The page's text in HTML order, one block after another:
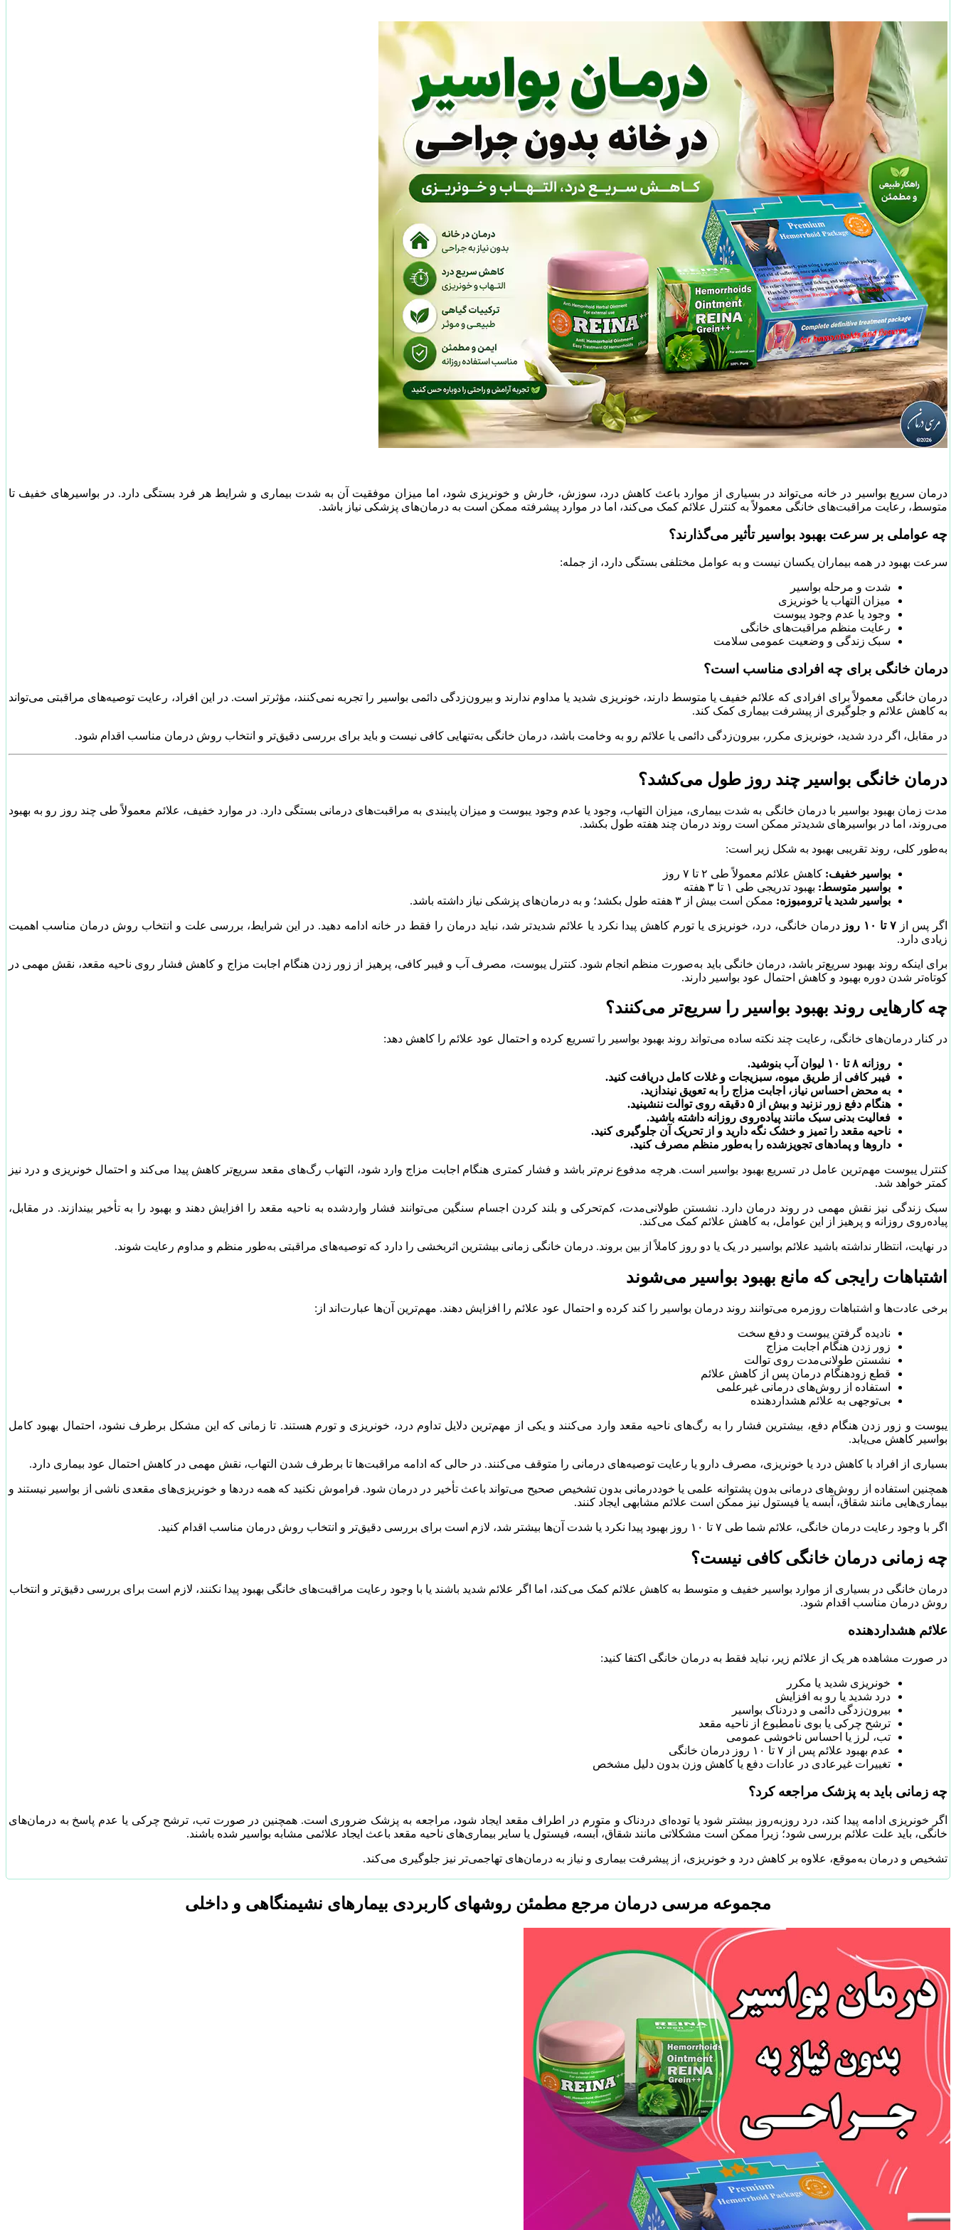
درمان سریع بواسیر در خانه می‌تواند در بسیاری از موارد باعث کاهش درد، سوزش، خارش و خونریزی شود، اما میزان موفقیت آن به شدت بیماری و شرایط هر فرد بستگی دارد. در بواسیرهای خفیف تا
متوسط، رعایت مراقبت‌های خانگی معمولاً به کنترل علائم کمک می‌کند، اما در موارد پیشرفته ممکن است به درمان‌های پزشکی نیاز باشد.
چه عواملی بر سرعت بهبود بواسیر تأثیر می‌گذارند؟
سرعت بهبود در همه بیماران یکسان نیست و به عوامل مختلفی بستگی دارد، از جمله:
شدت و مرحله بواسیر
میزان التهاب یا خونریزی
وجود یا عدم وجود یبوست
رعایت منظم مراقبت‌های خانگی
سبک زندگی و وضعیت عمومی سلامت
درمان خانگی برای چه افرادی مناسب است؟
درمان خانگی معمولاً برای افرادی که علائم خفیف یا متوسط دارند، خونریزی شدید یا مداوم ندارند و بیرون‌زدگی دائمی بواسیر را تجربه نمی‌کنند، مؤثرتر است. در این افراد، رعایت توصیه‌های مراقبتی می‌تواند
به کاهش علائم و جلوگیری از پیشرفت بیماری کمک کند.
در مقابل، اگر درد شدید، خونریزی مکرر، بیرون‌زدگی دائمی یا علائم رو به وخامت باشد، درمان خانگی به‌تنهایی کافی نیست و باید برای بررسی دقیق‌تر و انتخاب روش درمان مناسب اقدام شود.
درمان خانگی بواسیر چند روز طول می‌کشد؟
مدت زمان بهبود بواسیر با درمان خانگی به شدت بیماری، میزان التهاب، وجود یا عدم وجود یبوست و میزان پایبندی به مراقبت‌های درمانی بستگی دارد. در موارد خفیف، علائم معمولاً طی چند روز رو به بهبود
می‌روند، اما در بواسیرهای شدیدتر ممکن است روند درمان چند هفته طول بکشد.
به‌طور کلی، روند تقریبی بهبود به شکل زیر است:
بواسیر خفیف: کاهش علائم معمولاً طی ۲ تا ۷ روز
بواسیر متوسط: بهبود تدریجی طی ۱ تا ۳ هفته
بواسیر شدید یا ترومبوزه: ممکن است بیش از ۳ هفته طول بکشد؛ و به درمان‌های پزشکی نیاز داشته باشد.
اگر پس از ۷ تا ۱۰ روز
درمان خانگی، درد، خونریزی یا تورم کاهش پیدا نکرد یا علائم شدیدتر شد، نباید درمان را فقط در خانه ادامه دهید. در این شرایط، بررسی علت و انتخاب روش درمان مناسب اهمیت
زیادی دارد.
برای اینکه روند بهبود سریع‌تر باشد، درمان خانگی باید به‌صورت منظم انجام شود. کنترل یبوست، مصرف آب و فیبر کافی، پرهیز از زور زدن هنگام اجابت مزاج و کاهش فشار روی ناحیه مقعد، نقش مهمی در
کوتاه‌تر شدن دوره بهبود و کاهش احتمال عود بواسیر دارند.
چه کارهایی روند بهبود بواسیر را سریع‌تر می‌کنند؟
در کنار درمان‌های خانگی، رعایت چند نکته ساده می‌تواند روند بهبود بواسیر را تسریع کرده و احتمال عود علائم را کاهش دهد:
روزانه ۸ تا ۱۰ لیوان آب بنوشید.
فیبر کافی از طریق میوه، سبزیجات و غلات کامل دریافت کنید.
به محض احساس نیاز، اجابت مزاج را به تعویق نیندازید.
هنگام دفع زور نزنید و بیش از ۵ دقیقه روی توالت ننشینید.
فعالیت بدنی سبک مانند پیاده‌روی روزانه داشته باشید.
ناحیه مقعد را تمیز و خشک نگه دارید و از تحریک آن جلوگیری کنید.
داروها و پمادهای تجویزشده را به‌طور منظم مصرف کنید.
کنترل یبوست مهم‌ترین عامل در تسریع بهبود بواسیر است. هرچه مدفوع نرم‌تر باشد و فشار کمتری هنگام اجابت مزاج وارد شود، التهاب رگ‌های مقعد سریع‌تر کاهش پیدا می‌کند و احتمال خونریزی و درد نیز
کمتر خواهد شد.
سبک زندگی نیز نقش مهمی در روند درمان دارد. نشستن طولانی‌مدت، کم‌تحرکی و بلند کردن اجسام سنگین می‌توانند فشار واردشده به ناحیه مقعد را افزایش دهند و بهبود را به تأخیر بیندازند. در مقابل،
پیاده‌روی روزانه و پرهیز از این عوامل، به کاهش علائم کمک می‌کند.
در نهایت، انتظار نداشته باشید علائم بواسیر در یک یا دو روز کاملاً از بین بروند. درمان خانگی زمانی بیشترین اثربخشی را دارد که توصیه‌های مراقبتی به‌طور منظم و مداوم رعایت شوند.
اشتباهات رایجی که مانع بهبود بواسیر می‌شوند
برخی عادت‌ها و اشتباهات روزمره می‌توانند روند درمان بواسیر را کند کرده و احتمال عود علائم را افزایش دهند. مهم‌ترین آن‌ها عبارت‌اند از:
نادیده گرفتن یبوست و دفع سخت
زور زدن هنگام اجابت مزاج
نشستن طولانی‌مدت روی توالت
قطع زودهنگام درمان پس از کاهش علائم
استفاده از روش‌های درمانی غیرعلمی
بی‌توجهی به علائم هشداردهنده
یبوست و زور زدن هنگام دفع، بیشترین فشار را به رگ‌های ناحیه مقعد وارد می‌کنند و یکی از مهم‌ترین دلایل تداوم درد، خونریزی و تورم هستند. تا زمانی که این مشکل برطرف نشود، احتمال بهبود کامل
بواسیر کاهش می‌یابد.
بسیاری از افراد با کاهش درد یا خونریزی، مصرف دارو یا رعایت توصیه‌های درمانی را متوقف می‌کنند. در حالی که ادامه مراقبت‌ها تا برطرف شدن التهاب، نقش مهمی در کاهش احتمال عود بیماری دارد.
همچنین استفاده از روش‌های درمانی بدون پشتوانه علمی یا خوددرمانی بدون تشخیص صحیح می‌تواند باعث تأخیر در درمان شود. فراموش نکنید که همه دردها و خونریزی‌های مقعدی ناشی از بواسیر نیستند و
بیماری‌هایی مانند شقاق، آبسه یا فیستول نیز ممکن است علائم مشابهی ایجاد کنند.
اگر با وجود رعایت درمان خانگی، علائم شما طی ۷ تا ۱۰ روز بهبود پیدا نکرد یا شدت آن‌ها بیشتر شد، لازم است برای بررسی دقیق‌تر و انتخاب روش درمان مناسب اقدام کنید.
چه زمانی درمان خانگی کافی نیست؟
درمان خانگی در بسیاری از موارد بواسیر خفیف و متوسط به کاهش علائم کمک می‌کند، اما اگر علائم شدید باشند یا با وجود رعایت مراقبت‌های خانگی بهبود پیدا نکنند، لازم است برای بررسی دقیق‌تر و انتخاب
روش درمان مناسب اقدام شود.
علائم هشداردهنده
در صورت مشاهده هر یک از علائم زیر، نباید فقط به درمان خانگی اکتفا کنید:
خونریزی شدید یا مکرر
درد شدید یا رو به افزایش
بیرون‌زدگی دائمی و دردناک بواسیر
ترشح چرکی یا بوی نامطبوع از ناحیه مقعد
تب، لرز یا احساس ناخوشی عمومی
عدم بهبود علائم پس از ۷ تا ۱۰ روز درمان خانگی
تغییرات غیرعادی در عادات دفع یا کاهش وزن بدون دلیل مشخص
چه زمانی باید به پزشک مراجعه کرد؟
اگر خونریزی ادامه پیدا کند، درد روزبه‌روز بیشتر شود یا توده‌ای دردناک و متورم در اطراف مقعد ایجاد شود، مراجعه به پزشک ضروری است. همچنین در صورت تب، ترشح چرکی یا عدم پاسخ به درمان‌های
خانگی، باید علت علائم بررسی شود؛ زیرا ممکن است مشکلاتی مانند شقاق، آبسه، فیستول یا سایر بیماری‌های ناحیه مقعد باعث ایجاد علائمی مشابه بواسیر شده باشند.
تشخیص و درمان به‌موقع، علاوه بر کاهش درد و خونریزی، از پیشرفت بیماری و نیاز به درمان‌های تهاجمی‌تر نیز جلوگیری می‌کند.
مجموعه مرسی درمان مرجع مطمئن روشهای کاربردی بیمارهای نشیمنگاهی و داخلی